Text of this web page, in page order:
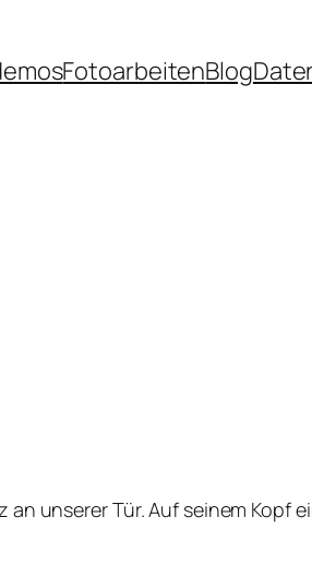
FotoarbeitenBlog
unserer Tür. Auf seinem Kopf